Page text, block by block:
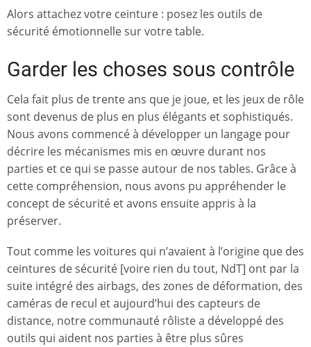
Alors attachez votre ceinture : posez les outils de
sécurité émotionnelle sur votre table.
Garder les choses sous contrôle
Cela fait plus de trente ans que je joue, et les jeux de rôle
sont devenus de plus en plus élégants et sophistiqués.
Nous avons commencé à développer un langage pour
décrire les mécanismes mis en œuvre durant nos
parties et ce qui se passe autour de nos tables. Grâce à
cette compréhension, nous avons pu appréhender le
concept de sécurité et avons ensuite appris à la
préserver.
Tout comme les voitures qui n’avaient à l’origine que des
ceintures de sécurité [voire rien du tout, NdT] ont par la
suite intégré des airbags, des zones de déformation, des
caméras de recul et aujourd’hui des capteurs de
distance, notre communauté rôliste a développé des
outils qui aident nos parties à être plus sûres